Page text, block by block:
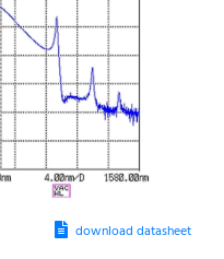
download datasheet